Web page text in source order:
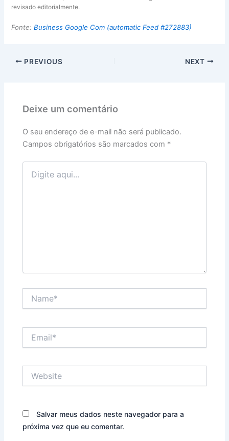
revisado editorialmente.
Fonte:Business Google Com (automatic Feed #272883)
PREVIOUS NEXT
Deixe um comentário
O seu endereço de e-mail não será publicado.
Campos obrigatórios são marcados com *
Digite
aqui...
Salvar meus dados neste navegador para a
próxima vez que eu comentar.